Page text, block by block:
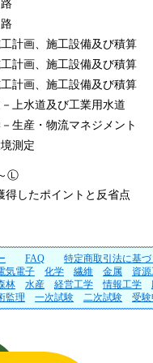
計画、施工設備及び積算
計画、施工設備及び積算
計画、施工設備及び積算
上水道及び工業用水道
生産・物流マネジメント
測定
Ⓛ
したポイントと反省点
FAQ
特定商取引法に基
気電子 化学 繊維 金属
資
林 水産 経営工学 情報工学
監理 一次試験 二次試験 受